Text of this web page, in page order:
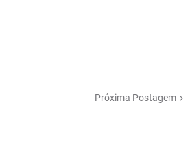
Próxima Postagem